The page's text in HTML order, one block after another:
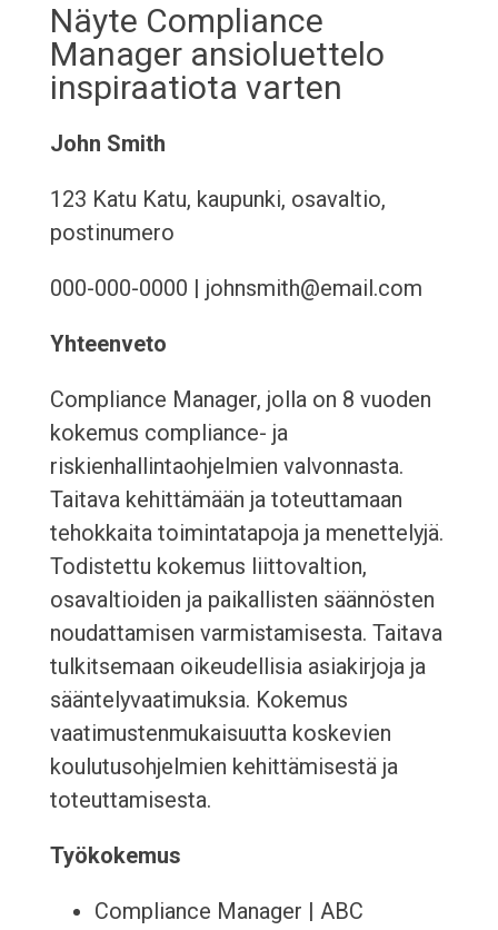
Näyte Compliance
Manager ansioluettelo
inspiraatiota varten
John Smith
123 Katu Katu, kaupunki, osavaltio,
postinumero
000-000-0000 | johnsmith@email.com
Yhteenveto
Compliance Manager, jolla on 8 vuoden
kokemus compliance- ja
riskienhallintaohjelmien valvonnasta.
Taitava kehittämään ja toteuttamaan
tehokkaita toimintatapoja ja menettelyjä.
Todistettu kokemus liittovaltion,
osavaltioiden ja paikallisten säännösten
noudattamisen varmistamisesta. Taitava
tulkitsemaan oikeudellisia asiakirjoja ja
sääntelyvaatimuksia. Kokemus
vaatimustenmukaisuutta koskevien
koulutusohjelmien kehittämisestä ja
toteuttamisesta.
Työkokemus
Compliance Manager | ABC